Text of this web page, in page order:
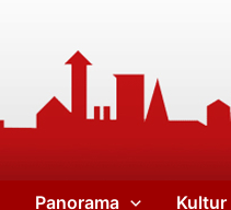
Panorama Kultur